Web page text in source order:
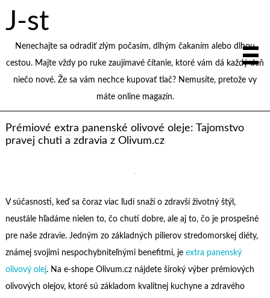
J-st
Nenechajte sa odradiť zlým počasím, dlhým čakaním alebo dlhou
cestou. Majte vždy po ruke zaujímavé čítanie, ktoré vám dá každý deň
niečo nové. Že sa vám nechce kupovať tlač? Nemusíte, pretože vy
máte online magazín.
Prémiové extra panenské olivové oleje: Tajomstvo
pravej chuti a zdravia z Olivum.cz
V súčasnosti, keď sa čoraz viac ľudí snaží o zdravší životný štýl,
neustále hľadáme nielen to, čo chutí dobre, ale aj to, čo je prospešné
pre naše zdravie. Jedným zo základných pilierov stredomorskej diéty,
známej svojimi nespochybniteľnými benefitmi, je extra panenský
olivový olej. Na e-shope Olivum.cz nájdete široký výber prémiových
olivových olejov, ktoré sú základom kvalitnej kuchyne a zdravého